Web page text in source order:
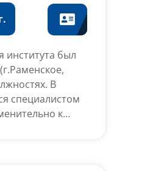
института был
В
специалистом
к